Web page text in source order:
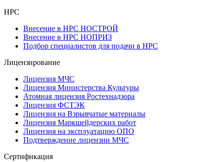
НРС
Внесение в НРС НОСТРОЙ
Внесение в НРС НОПРИЗ
Подбор специалистов для подачи в НРС
Лицензирование
Лицензия МЧС
Лицензия Министерства Культуры
Атомная лицензия Ростехнадзора
Лицензия ФСТЭК
Лицензия на Взрывчатые материалы
Лицензия Маркшейдерских работ
Лицензия на эксплуатацию ОПО
Подтверждение лицензии МЧС
Сертификация